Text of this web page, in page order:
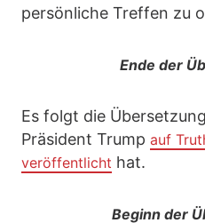
persönliche Treffen zu
Ende der
Es folgt die
Präsident Trump auf
veröffentlicht hat.
Beginn der